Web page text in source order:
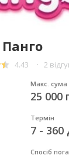
Панго
4.43 2
Макс. сума
25 000
Термін
7 - 360
Спосіб